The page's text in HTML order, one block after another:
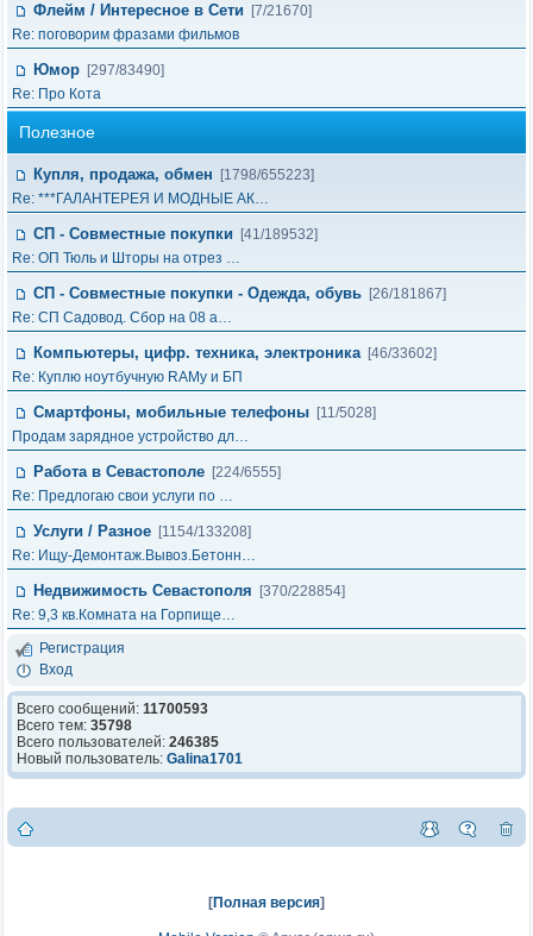
Флейм / Интересное в Cети
[7/21670]
Re: поговорим фразами фильмов
Юмор [297/83490]
Re: Про Кота
Полезное
Купля, продажа, обмен
[1798/655223]
Re: ***ГАЛАНТЕРЕЯ И МОДНЫЕ АК…
СП - Совместные покупки
[41/189532]
Re: ОП Тюль и Шторы на отрез …
СП - Совместные покупки - Одежда, обувь [26/181867]
Re: СП Садовод. Сбор на 08 а…
Компьютеры, цифр. техника, электроника [46/33602]
Re: Куплю ноутбучную RAMу и БП
Смартфоны, мобильные телефоны [11/5028]
Продам зарядное устройство дл…
Работа в Севастополе [224/6555]
Re: Предлогаю свои услуги по …
Услуги / Разное [1154/133208]
Re: Ищу-Демонтаж.Вывоз.Бетонн…
Недвижимость Севастополя
[370/228854]
Re: 9,3 кв.Комната на Горпище…
Регистрация
Вход
Всего сообщений: 11700593
Всего тем: 35798
Всего пользователей: 246385
Новый пользователь: Galina1701
[Полная версия]